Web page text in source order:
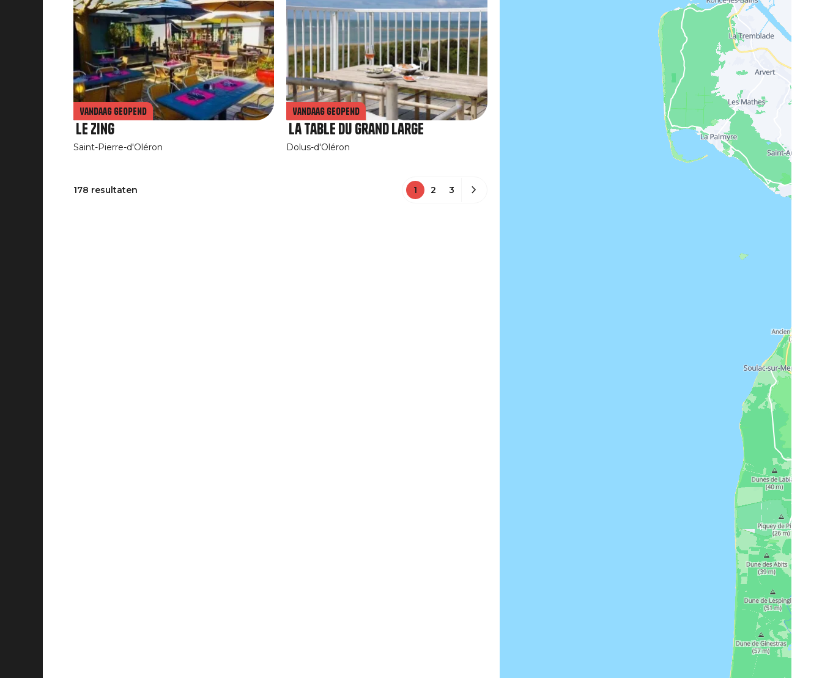
Vandaag geopend
Le Zing
Saint-Pierre-d'Oléron
Vandaag geopend
La Table du Grand Large
Dolus-d'Oléron
178 resultaten 1 2 3